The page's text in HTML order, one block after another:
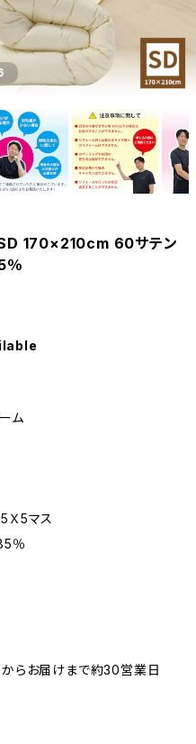
SD 170×210cm 60サテン
％
ム
5マス
％
らお届けまで約30営業日